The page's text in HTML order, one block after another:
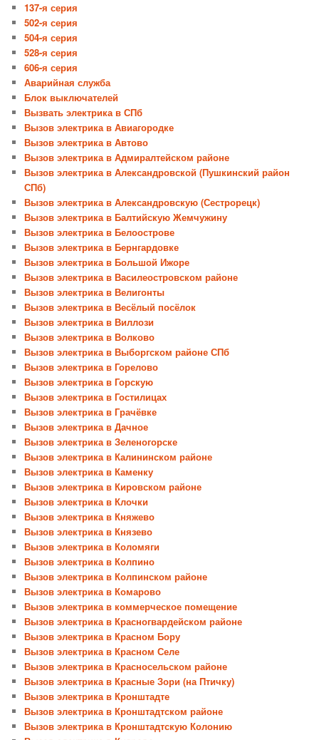
137-я серия
502-я серия
504-я серия
528-я серия
606-я серия
Аварийная служба
Блок выключателей
Вызвать электрика в СПб
Вызов электрика в Авиагородке
Вызов электрика в Автово
Вызов электрика в Адмиралтейском районе
Вызов электрика в Александровской (Пушкинский район
СПб)
Вызов электрика в Александровскую (Сестрорецк)
Вызов электрика в Балтийскую Жемчужину
Вызов электрика в Белоострове
Вызов электрика в Бернгардовке
Вызов электрика в Большой Ижоре
Вызов электрика в Василеостровском районе
Вызов электрика в Велигонты
Вызов электрика в Весёлый посёлок
Вызов электрика в Виллози
Вызов электрика в Волково
Вызов электрика в Выборгском районе СПб
Вызов электрика в Горелово
Вызов электрика в Горскую
Вызов электрика в Гостилицах
Вызов электрика в Грачёвке
Вызов электрика в Дачное
Вызов электрика в Зеленогорске
Вызов электрика в Калининском районе
Вызов электрика в Каменку
Вызов электрика в Кировском районе
Вызов электрика в Клочки
Вызов электрика в Княжево
Вызов электрика в Князево
Вызов электрика в Коломяги
Вызов электрика в Колпино
Вызов электрика в Колпинском районе
Вызов электрика в Комарово
Вызов электрика в коммерческое помещение
Вызов электрика в Красногвардейском районе
Вызов электрика в Красном Бору
Вызов электрика в Красном Селе
Вызов электрика в Красносельском районе
Вызов электрика в Красные Зори (на Птичку)
Вызов электрика в Кронштадте
Вызов электрика в Кронштадтском районе
Вызов электрика в Кронштадтскую Колонию